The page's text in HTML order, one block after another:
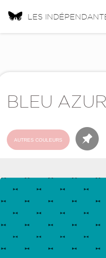
LES
BLEU
AUTRES COULEURS